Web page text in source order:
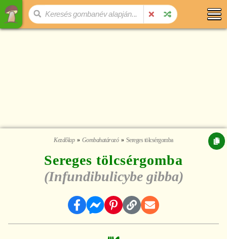
Kezdőlap Gombahatározó Sereges tölcsérgomba
Sereges tölcsérgomba
(Infundibulicybe gibba)